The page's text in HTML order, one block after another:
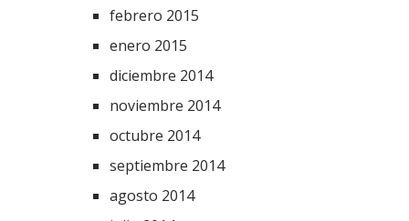
febrero 2015
enero 2015
diciembre 2014
noviembre 2014
octubre 2014
septiembre 2014
agosto 2014